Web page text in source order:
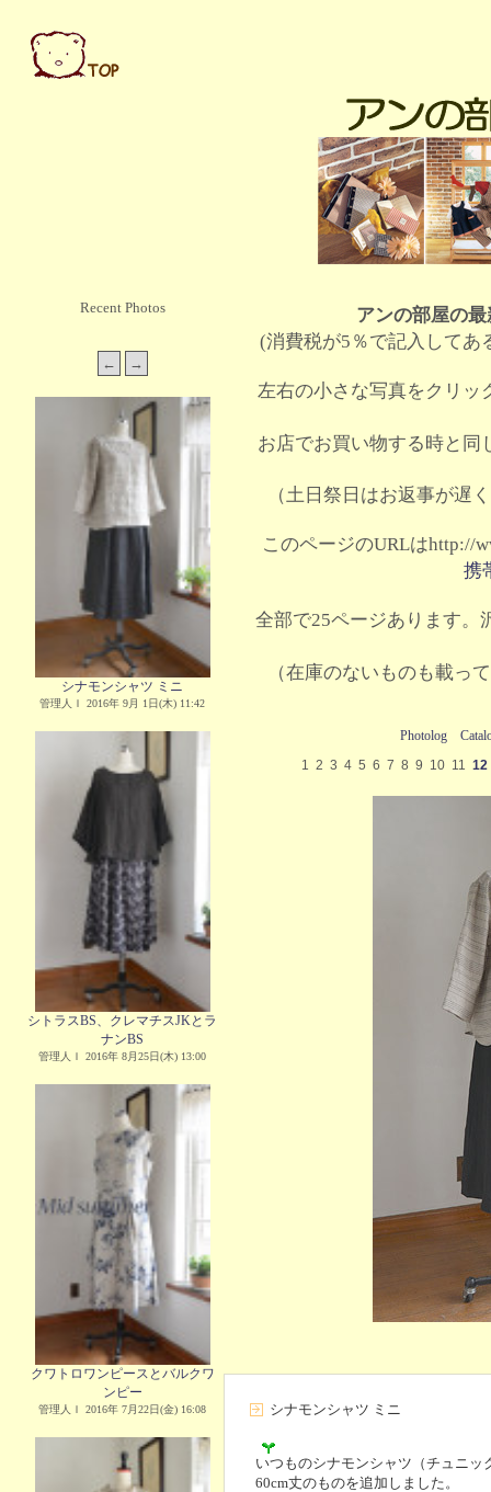
Recent Photos
シナモンシャツ ミニ
管理人Ｉ 2016年 9月 1日(木) 11:42
シトラスBS、クレマチスJKとラ
ナンBS
管理人Ｉ 2016年 8月25日(木) 13:00
クワトロワンピースとバルクワ
ンピー
管理人Ｉ 2016年 7月22日(金) 16:08
アンの部屋の
(消費税が5％で記入してあ
左右の小さな写真をクリッ
お店でお買い物する時と同
（土日祭日はお返事が遅
このページのURLはhttp://
携
全部で25ページあります。
（在庫のないものも載っ
Photolog
1 2 3 4 5 6 7 8 9 10 11 12
シナモンシャツ ミニ
いつものシナモンシャツ（チュニッ
60cm丈のものを追加しました。